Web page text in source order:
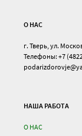
О НАС
г. Тверь, ул.
Телефоны: +7
НАША РАБОТА
О НАС